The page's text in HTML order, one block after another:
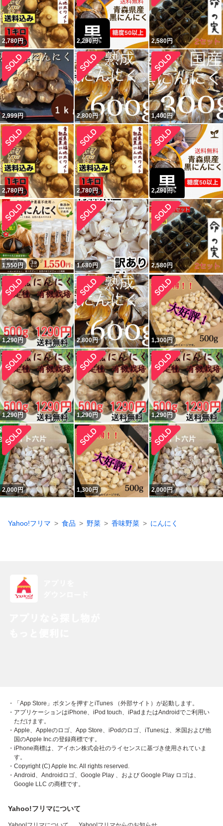
2,780円 2,290円 2,580円
2,999円 2,800円 1,400円
2,780円 2,780円 2,290円
1,550円 1,680円 2,580円
1,290円 2,800円 1,300円
1,290円 1,290円 1,290円
2,000円 1,300円 2,000円
Yahoo!フリマ 食品 野菜 香味野菜 にんにく
・「App Store」ボタンを押すとiTunes （外部サイト）が起動します。
・アプリケーションはiPhone、iPod touch、iPadまたはAndroidでご利用い
ただけます。
・Apple、Appleのロゴ、App Store、iPodのロゴ、iTunesは、米国および他
国のApple Inc.の登録商標です。
・iPhone商標は、アイホン株式会社のライセンスに基づき使用されていま
す。
・Copyright (C) Apple Inc. All rights reserved.
・Android、Androidロゴ、Google Play 、および Google Play ロゴは、
Google LLC の商標です。
Yahoo!フリマについて